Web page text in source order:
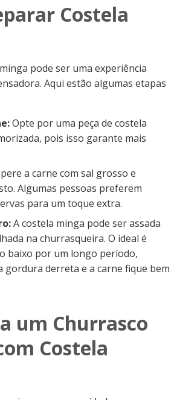
Costela
pode ser uma experiência
Aqui estão algumas etapas
Opte por uma peça de costela
pois isso garante mais
a carne com sal grosso e
Algumas pessoas preferem
para um toque extra.
A costela minga pode ser assada
na churrasqueira. O ideal é
baixo por um longo período,
gordura derreta e a carne fique bem
um Churrasco
Costela